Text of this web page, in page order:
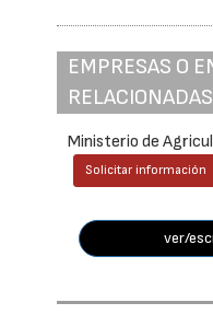
EMPRESAS O
RELACIONADAS
Ministerio de
Solicitar información
ver/